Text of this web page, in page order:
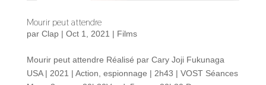
Mourir peut attendre
par Clap| Oct 1, 2021 | Films
Mourir peut attendre Réalisé par Cary Joji Fukunaga
USA | 2021 | Action, espionnage | 2h43 | VOST Séances